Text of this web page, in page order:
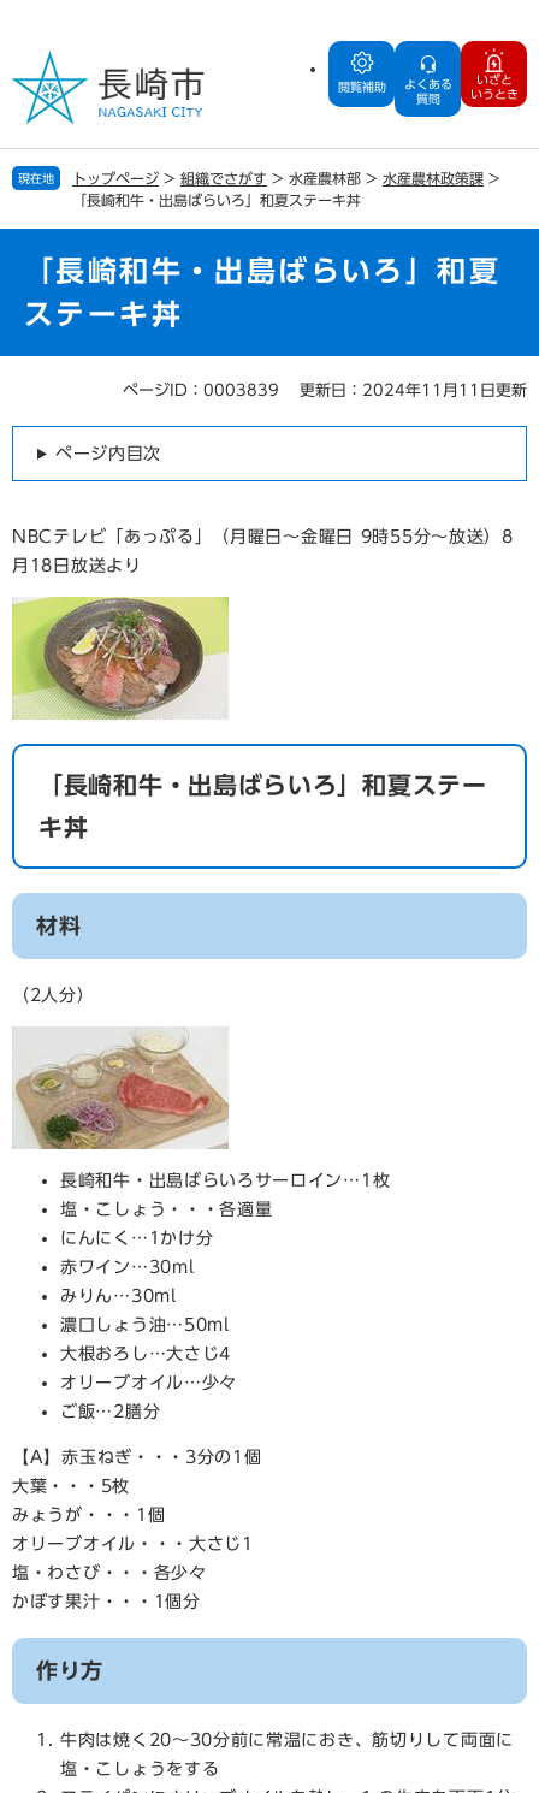
の
で
す
ー
ば
し
閲覧補助
よくある
質問
いざと
いうとき
現在地 トップページ > 組織でさがす > 水産農林部 > 水産農林政策課 >
「長崎和牛・出島ばらいろ」和夏ステーキ丼
「長崎和牛・出島ばらいろ」和夏
ステーキ丼
ページID：0003839 更新日：2024年11月11日更新
ページ内目次
NBCテレビ「あっぷる」（月曜日～金曜日 9時55分～放送）8
月18日放送より
「長崎和牛・出島ばらいろ」和夏ステー
キ丼
材料
（2人分）
長崎和牛・出島ばらいろサーロイン…1枚
塩・こしょう・・・各適量
にんにく…1かけ分
赤ワイン…30ml
みりん…30ml
濃口しょう油…50ml
大根おろし…大さじ4
オリーブオイル…少々
ご飯…2膳分
【A】赤玉ねぎ・・・3分の1個
大葉・・・5枚
みょうが・・・1個
オリーブオイル・・・大さじ1
塩・わさび・・・各少々
かぼす果汁・・・1個分
作り方
牛肉は焼く20～30分前に常温におき、筋切りして両面に
塩・こしょうをする